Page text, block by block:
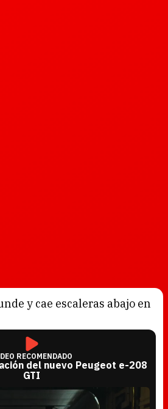
RECOMENDADO
del nuevo Peugeot e-208
GTI